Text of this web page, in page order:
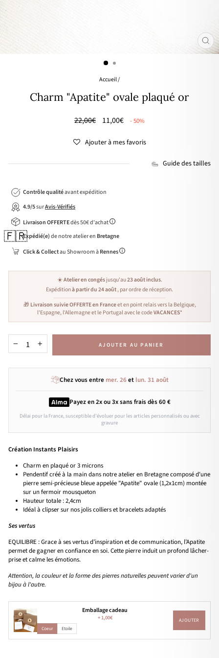
Accueil/
Charm "Apatite" ovale plaqué or
Prix
22,00€
🌸
11,00€ - 50%
Ajouter à mes favoris
Guide des tailles
Contrôle qualitéavant expédition
4.9/5surAvis-Vérifiés
Livraison OFFERTEdès 50€ d'achat
🇫🇷Expédié(e)de notre atelier en Bretagne
Click & Collectau Showroom àRennes
☀️Atelier en congésjusqu'au23 août inclus.
Expéditionà partir du 24 août, par ordre de réception.
🎁 Livraison suivie OFFERTE en Franceet en point relais vers la Belgique,
l'Espagne, l'Allemagne et le Portugal avec le codeVACANCES*
+ AJOUTER AU PANIER
Chez vous entre mer. 26et lun. 31 août
Payez en 2x ou 3xsans fraisdès 60 €
Délai pour la France, susceptible d'évoluer pour les articles personnalisés ou avec
gravure
Création Instants Plaisirs
Charm en plaqué or 3 microns
Pendentif créé à la main dans notre atelier en Bretagne composé d'une
pierre semi-précieuse bleue appelée "Apatite" ovale (1,2x1cm) montée
sur un fermoir mousqueton
Hauteur totale : 2,4cm
Idéal à clipser sur nos jolis colliers et bracelets adaptés
Ses vertus
EQUILIBRE : Grace à ses vertus d’inspiration et de communication, l’Apatite
permet de gagner en confiance en soi. Cette pierre induit un profond lâcher-
prise et calme les émotions.
Attention, la couleur et la forme des pierres naturelles peuvent varier d'un
bijou à l'autre.
Emballage cadeau
+1,00€
Coeur Etoile
AJOUTER